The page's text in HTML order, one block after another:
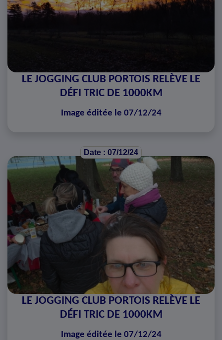
LE JOGGING CLUB PORTOIS RELÈVE LE
DÉFI TRIC DE 1000KM
Image éditée le 07/12/24
Date : 07/12/24
LE JOGGING CLUB PORTOIS RELÈVE LE
DÉFI TRIC DE 1000KM
Image éditée le 07/12/24